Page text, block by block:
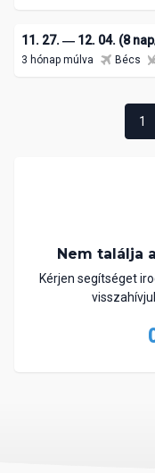
11. 27. ― 12. 04. (8
3 hónap múlva Bécs
1
Nem találja
Kérjen segítséget